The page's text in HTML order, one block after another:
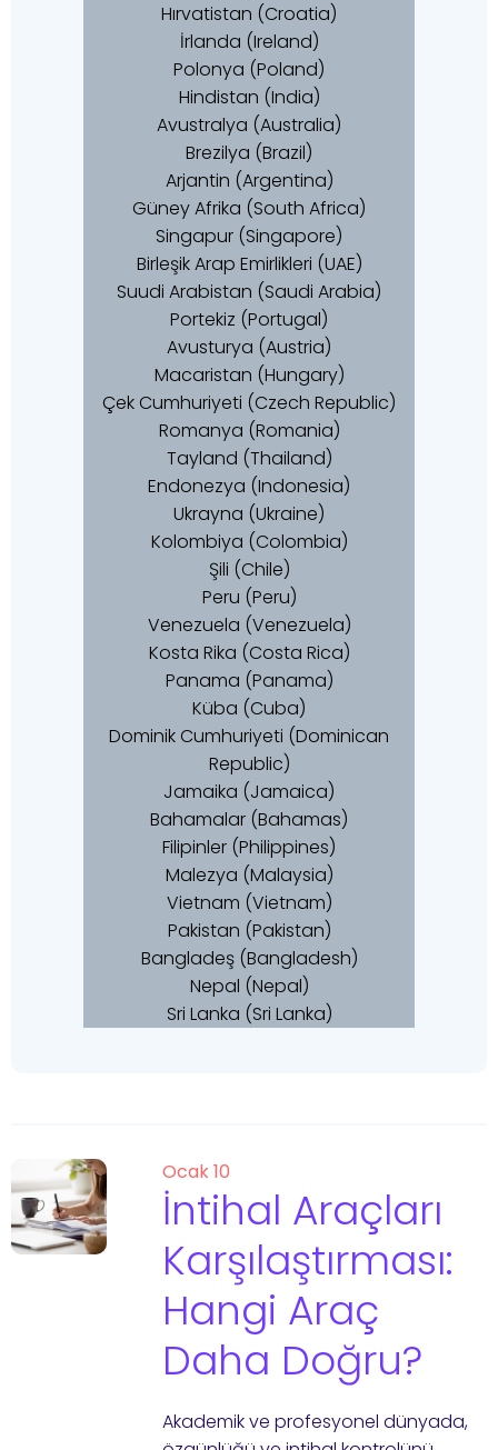
Hırvatistan (Croatia)
İrlanda (Ireland)
Polonya (Poland)
Hindistan (India)
Avustralya (Australia)
Brezilya (Brazil)
Arjantin (Argentina)
Güney Afrika (South Africa)
Singapur (Singapore)
Birleşik Arap Emirlikleri (UAE)
Suudi Arabistan (Saudi Arabia)
Portekiz (Portugal)
Avusturya (Austria)
Macaristan (Hungary)
Çek Cumhuriyeti (Czech Republic)
Romanya (Romania)
Tayland (Thailand)
Endonezya (Indonesia)
Ukrayna (Ukraine)
Kolombiya (Colombia)
Şili (Chile)
Peru (Peru)
Venezuela (Venezuela)
Kosta Rika (Costa Rica)
Panama (Panama)
Küba (Cuba)
Dominik Cumhuriyeti (Dominican
Republic)
Jamaika (Jamaica)
Bahamalar (Bahamas)
Filipinler (Philippines)
Malezya (Malaysia)
Vietnam (Vietnam)
Pakistan (Pakistan)
Bangladeş (Bangladesh)
Nepal (Nepal)
Sri Lanka (Sri Lanka)
Ocak 10
İntihal Araçları
Karşılaştırması:
Hangi Araç
Daha Doğru?
Akademik ve profesyonel dünyada,